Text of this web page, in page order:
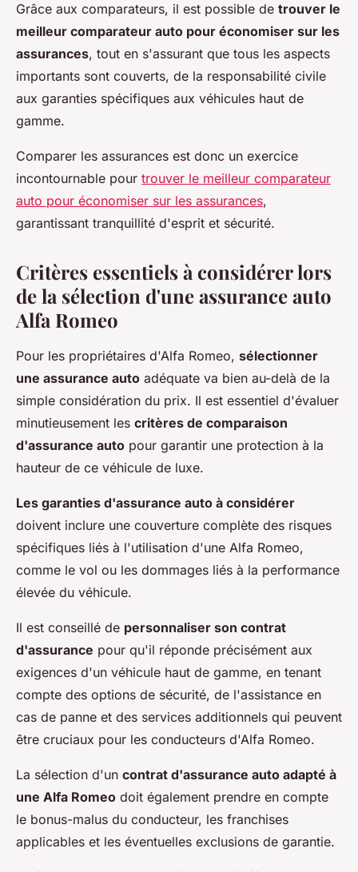
Grâce aux comparateurs, il est possible de trouver le
meilleur comparateur auto pour économiser sur les
assurances, tout en s'assurant que tous les aspects
importants sont couverts, de la responsabilité civile
aux garanties spécifiques aux véhicules haut de
gamme.
Comparer les assurances est donc un exercice
incontournable pour trouver le meilleur comparateur
auto pour économiser sur les assurances,
garantissant tranquillité d'esprit et sécurité.
Critères essentiels à considérer lors
de la sélection d'une assurance auto
Alfa Romeo
Pour les propriétaires d'Alfa Romeo, sélectionner
une assurance auto adéquate va bien au-delà de la
simple considération du prix. Il est essentiel d'évaluer
minutieusement les critères de comparaison
d'assurance auto pour garantir une protection à la
hauteur de ce véhicule de luxe.
Les garanties d'assurance auto à considérer
doivent inclure une couverture complète des risques
spécifiques liés à l'utilisation d'une Alfa Romeo,
comme le vol ou les dommages liés à la performance
élevée du véhicule.
Il est conseillé de personnaliser son contrat
d'assurance pour qu'il réponde précisément aux
exigences d'un véhicule haut de gamme, en tenant
compte des options de sécurité, de l'assistance en
cas de panne et des services additionnels qui peuvent
être cruciaux pour les conducteurs d'Alfa Romeo.
La sélection d'un contrat d'assurance auto adapté à
une Alfa Romeo doit également prendre en compte
le bonus-malus du conducteur, les franchises
applicables et les éventuelles exclusions de garantie.